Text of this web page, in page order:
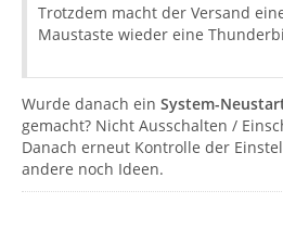
Trotzdem macht der Versand
Maustaste wieder eine
Wurde danach ein System-
gemacht? Nicht Ausschalten /
Danach erneut Kontrolle der
andere noch Ideen.